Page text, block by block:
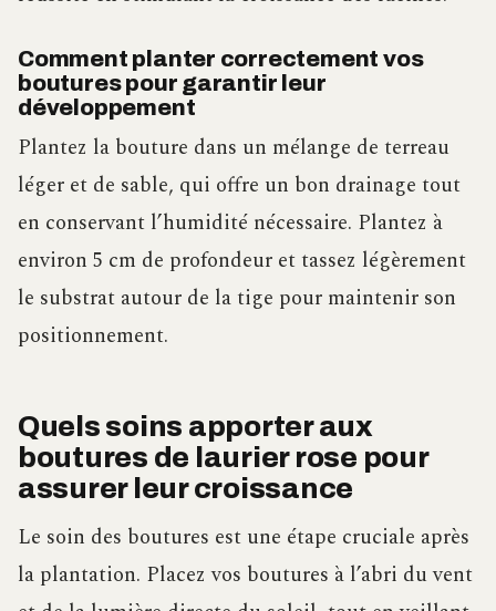
Comment planter correctement vos
boutures pour garantir leur
développement
Plantez la bouture dans un mélange de terreau
léger et de sable, qui offre un bon drainage tout
en conservant l’humidité nécessaire. Plantez à
environ 5 cm de profondeur et tassez légèrement
le substrat autour de la tige pour maintenir son
positionnement.
Quels soins apporter aux
boutures de laurier rose pour
assurer leur croissance
Le soin des boutures est une étape cruciale après
la plantation. Placez vos boutures à l’abri du vent